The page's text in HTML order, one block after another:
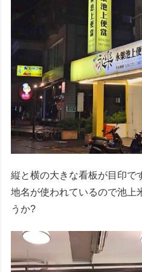
縦と横の大きな看板が目印で
地名が使われているので池上
うか?